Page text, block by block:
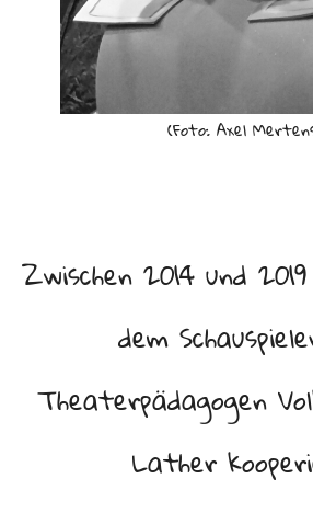
(Foto: Axel
Zwischen 2014 und
dem
Theaterpädagogen
Lather